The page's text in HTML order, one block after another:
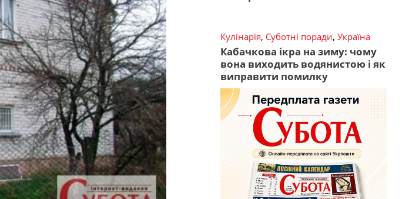
Кулінарія, Суботні поради, Україна
Кабачкова ікра на зиму: чому
вона виходить водянистою і як
виправити помилку